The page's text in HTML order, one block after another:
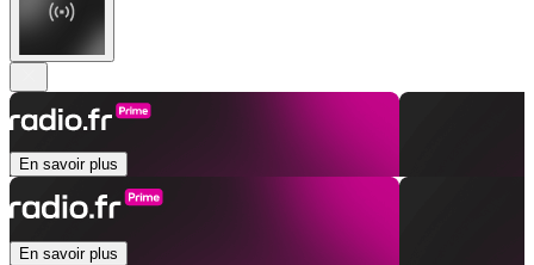
En savoir plus
En savoir plus